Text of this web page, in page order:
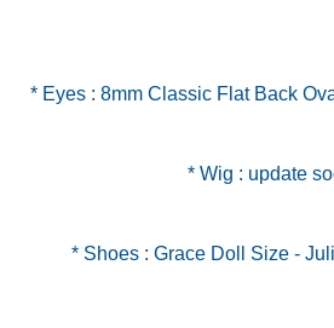
* Eyes : 8mm Classic Flat Back
* Wig : update
* Shoes : Grace Doll Size -